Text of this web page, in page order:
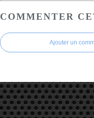
COMMENTER
Ajouter un